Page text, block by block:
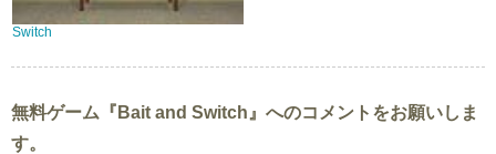
Switch
無料ゲーム『Bait and Switch』へのコメントをお願いしま
す。